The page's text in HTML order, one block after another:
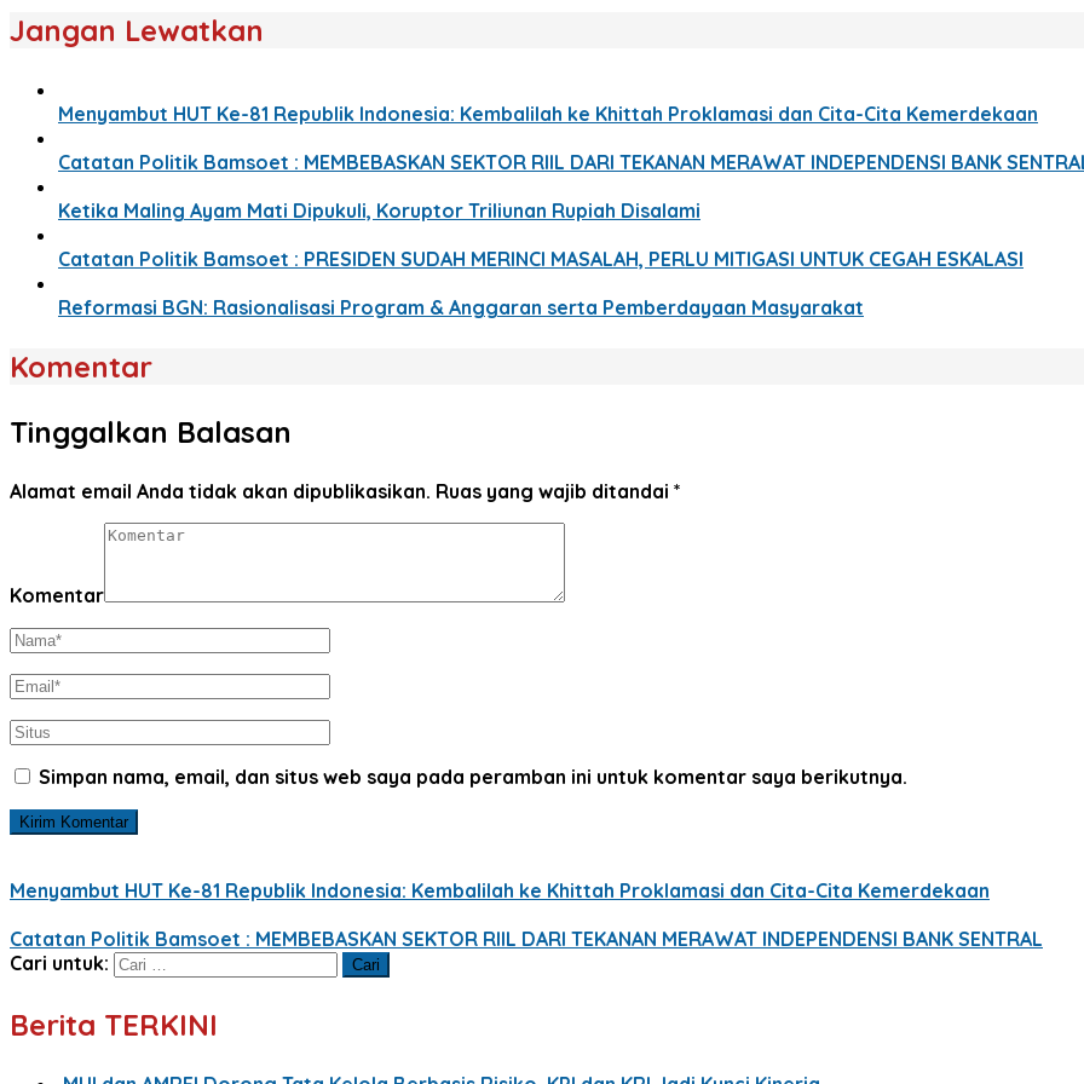
Jangan Lewatkan
Menyambut HUT Ke-81 Republik Indonesia: Kembalilah ke Khittah Proklamasi dan Cita-Cita Kemerdekaan
Catatan Politik Bamsoet : MEMBEBASKAN SEKTOR RIIL DARI TEKANAN MERAWAT INDEPENDENSI BANK
Ketika Maling Ayam Mati Dipukuli, Koruptor Triliunan Rupiah Disalami
Catatan Politik Bamsoet : PRESIDEN SUDAH MERINCI MASALAH, PERLU MITIGASI UNTUK CEGAH ESKALASI
Reformasi BGN: Rasionalisasi Program & Anggaran serta Pemberdayaan Masyarakat
Komentar
Tinggalkan Balasan
Alamat email Anda tidak akan dipublikasikan. Ruas yang wajib ditandai *
Komentar
Simpan nama, email, dan situs web saya pada peramban ini untuk komentar saya berikutnya.
Menyambut HUT Ke-81 Republik Indonesia: Kembalilah ke Khittah Proklamasi dan Cita-Cita Kemerdekaan
Catatan Politik Bamsoet : MEMBEBASKAN SEKTOR RIIL DARI TEKANAN MERAWAT INDEPENDENSI BANK SENTRAL
Cari untuk:
Berita TERKINI